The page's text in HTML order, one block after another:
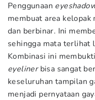
Penggunaan
membuat area
dan berbinar. Ini
sehingga mata terlihat
Kombinasi ini
eyelinerbisa sangat
keseluruhan tampilan
menjadi pernyataan